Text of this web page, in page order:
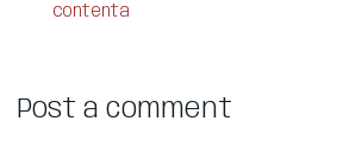
contenta
Post a comment